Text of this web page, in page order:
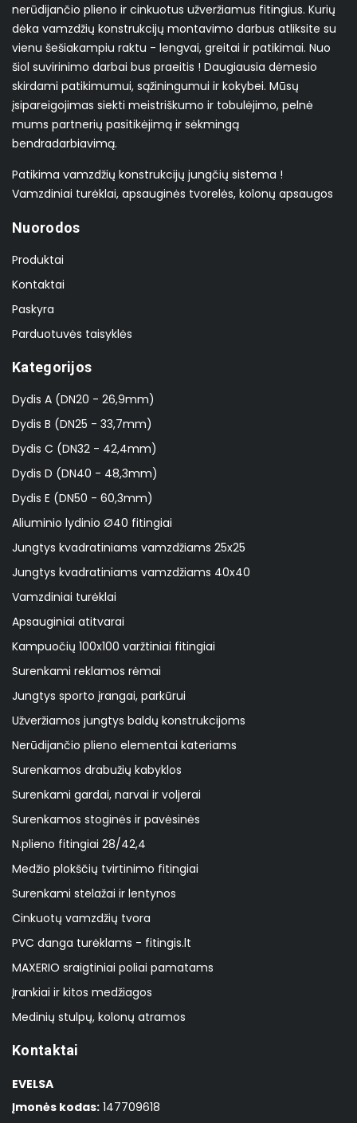
nerūdijančio plieno ir cinkuotus užveržiamus fitingius. Kurių
dėka vamzdžių konstrukcijų montavimo darbus atliksite su
vienu šešiakampiu raktu - lengvai, greitai ir patikimai. Nuo
šiol suvirinimo darbai bus praeitis ! Daugiausia dėmesio
skirdami patikimumui, sąžiningumui ir kokybei. Mūsų
įsipareigojimas siekti meistriškumo ir tobulėjimo, pelnė
mums partnerių pasitikėjimą ir sėkmingą
bendradarbiavimą.
Patikima vamzdžių konstrukcijų jungčių sistema !
Vamzdiniai turėklai, apsauginės tvorelės, kolonų apsaugos
Nuorodos
Produktai
Kontaktai
Paskyra
Parduotuvės taisyklės
Kategorijos
Dydis A (DN20 - 26,9mm)
Dydis B (DN25 - 33,7mm)
Dydis C (DN32 - 42,4mm)
Dydis D (DN40 - 48,3mm)
Dydis E (DN50 - 60,3mm)
Aliuminio lydinio Ø40 fitingiai
Jungtys kvadratiniams vamzdžiams 25x25
Jungtys kvadratiniams vamzdžiams 40x40
Vamzdiniai turėklai
Apsauginiai atitvarai
Kampuočių 100x100 varžtiniai fitingiai
Surenkami reklamos rėmai
Jungtys sporto įrangai, parkūrui
Užveržiamos jungtys baldų konstrukcijoms
Nerūdijančio plieno elementai kateriams
Surenkamos drabužių kabyklos
Surenkami gardai, narvai ir voljerai
Surenkamos stoginės ir pavėsinės
N.plieno fitingiai 28/42,4
Medžio plokščių tvirtinimo fitingiai
Surenkami stelažai ir lentynos
Cinkuotų vamzdžių tvora
PVC danga turėklams - fitingis.lt
MAXERIO sraigtiniai poliai pamatams
Įrankiai ir kitos medžiagos
Medinių stulpų, kolonų atramos
Kontaktai
EVELSA
Įmonės kodas: 147709618